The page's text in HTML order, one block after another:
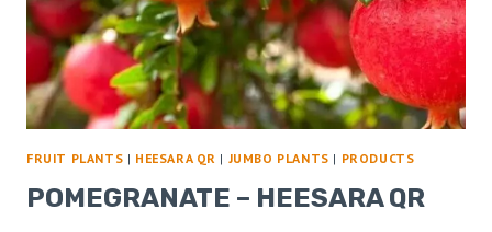
FRUIT PLANTS | HEESARA QR | JUMBO PLANTS | PRODUCTS
POMEGRANATE – HEESARA QR